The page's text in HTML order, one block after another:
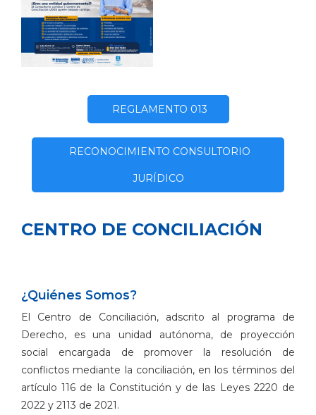
REGLAMENTO 013
RECONOCIMIENTO CONSULTORIO
JURÍDICO
CENTRO DE CONCILIACIÓN
¿Quiénes Somos?
El Centro de Conciliación, adscrito al programa de
Derecho, es una unidad autónoma, de proyección
social encargada de promover la resolución de
conflictos mediante la conciliación, en los términos del
artículo 116 de la Constitución y de las Leyes 2220 de
2022 y 2113 de 2021.